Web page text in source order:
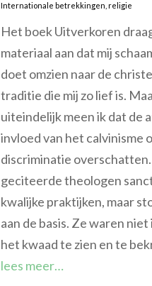
Internationale betrekkingen ,religie
Het boek Uitverkoren
materiaal aan dat mij
doet omzien naar de
traditie die mij zo lief is.
uiteindelijk meen ik dat de
invloed van het calvinisme
discriminatie
geciteerde theologen
kwalijke praktijken, maar
aan de basis. Ze waren
het kwaad te zien en te
lees meer…